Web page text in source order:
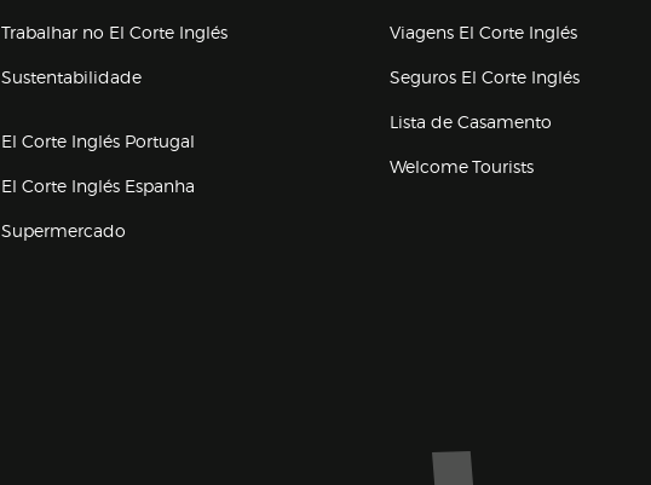
Trabalhar no El Corte Inglés(abre en nueva ventana)
Sustentabilidade
El Corte Inglés Portugal
El Corte Inglés Espanha
Supermercado
Viagens El Corte Inglés(abre en
Seguros El Corte Inglés(abre en
Lista de Casamento
Welcome Tourists
Marca El Corte Inglés